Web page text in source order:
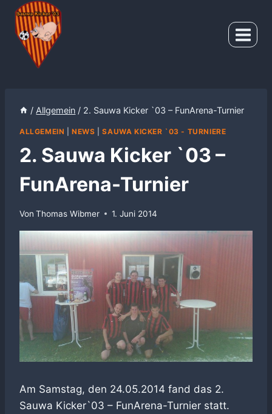
Zum
Inhalt
springen
/ Allgemein / 2. Sauwa Kicker `03 – FunArena-Turnier
ALLGEMEIN |NEWS |SAUWA KICKER `03 - TURNIERE
2. Sauwa Kicker `03 –
FunArena-Turnier
Von Thomas Wibmer 1. Juni 2014
Am Samstag, den 24.05.2014 fand das 2.
Sauwa Kicker`03 – FunArena-Turnier statt.